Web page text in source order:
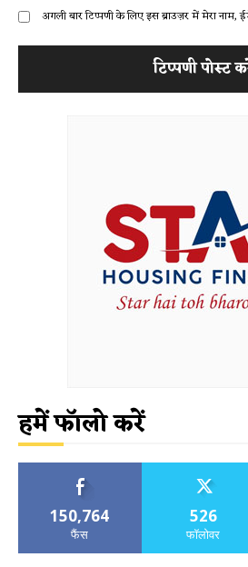
अगली बार टिप्पणी के लिए इस ब्राउज़र में मेरा
हमें फॉलो करें
150,764
फैंस
526
फॉलोवर